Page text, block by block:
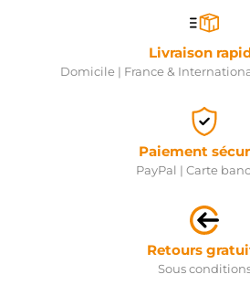
Livraison
Domicile | France &
Paiement
PayPal | Carte
Retours
Sous